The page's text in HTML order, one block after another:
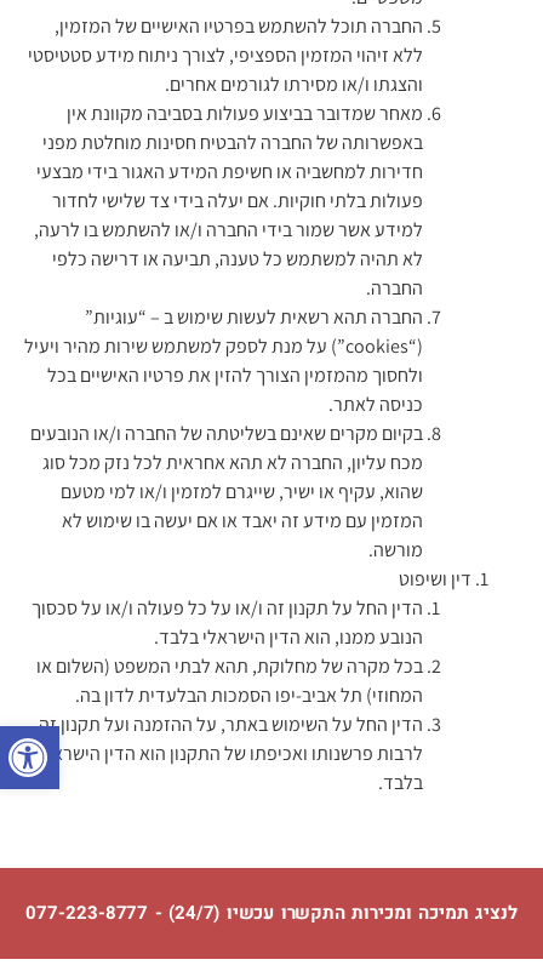
החברה תוכל להשתמש בפרטיו האישיים של המזמין,
ללא זיהוי המזמין הספציפי, לצורך ניתוח מידע סטטיסטי
והצגתו ו/או מסירתו לגורמים אחרים.
מאחר שמדובר בביצוע פעולות בסביבה מקוונת אין
באפשרותה של החברה להבטיח חסינות מוחלטת מפני
חדירות למחשביה או חשיפת המידע האגור בידי מבצעי
פעולות בלתי חוקיות. אם יעלה בידי צד שלישי לחדור
למידע אשר שמור בידי החברה ו/או להשתמש בו לרעה,
לא תהיה למשתמש כל טענה, תביעה או דרישה כלפי
החברה.
החברה תהא רשאית לעשות שימוש ב – “עוגיות”
(“cookies”) על מנת לספק למשתמש שירות מהיר ויעיל
ולחסוך מהמזמין הצורך להזין את פרטיו האישיים בכל
כניסה לאתר.
בקיום מקרים שאינם בשליטתה של החברה ו/או הנובעים
מכח עליון, החברה לא תהא אחראית לכל נזק מכל סוג
שהוא, עקיף או ישיר, שייגרם למזמין ו/או למי מטעם
המזמין עם מידע זה יאבד או אם יעשה בו שימוש לא
מורשה.
דין ושיפוט
הדין החל על תקנון זה ו/או על כל פעולה ו/או על סכסוך
הנובע ממנו, הוא הדין הישראלי בלבד.
בכל מקרה של מחלוקת, תהא לבתי המשפט (השלום או
המחוזי) תל אביב-יפו הסמכות הבלעדית לדון בה.
הדין החל על השימוש באתר, על ההזמנה ועל תקנון זה,
לרבות פרשנותו ואכיפתו של התקנון הוא הדין הישראלי
בלבד.
לנציג תמיכה ומכירות התקשרו עכשיו (24/7) - 077-223-8777